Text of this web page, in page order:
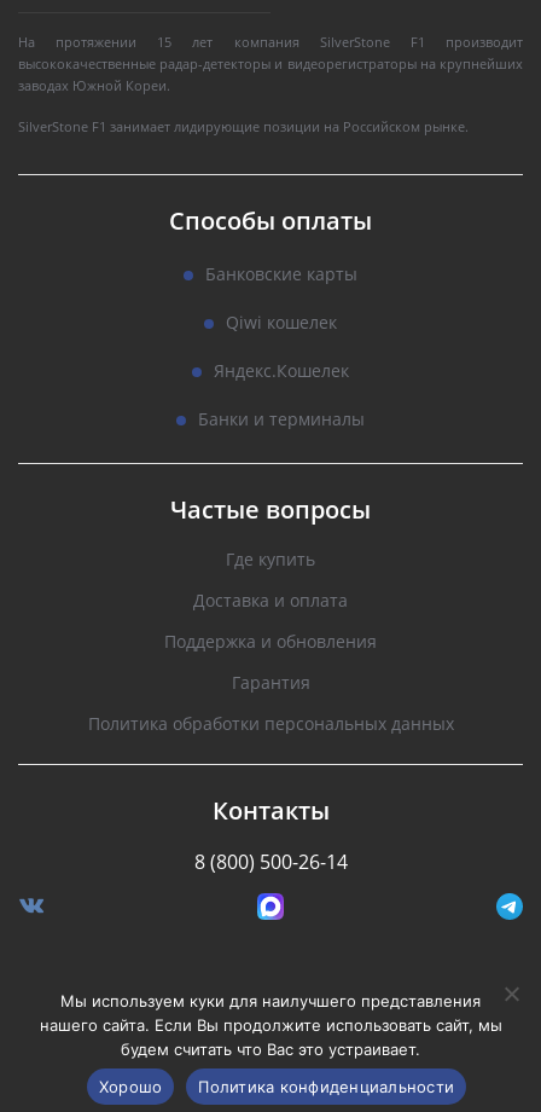
На протяжении 15 лет компания SilverStone F1 производит
высококачественные радар-детекторы и видеорегистраторы на крупнейших
заводах Южной Кореи.
SilverStone F1 занимает лидирующие позиции на Российском рынке.
Способы оплаты
Банковские карты
Qiwi кошелек
Яндекс.Кошелек
Банки и терминалы
Частые вопросы
Где купить
Доставка и оплата
Поддержка и обновления
Гарантия
Политика обработки персональных данных
Контакты
8 (800) 500-26-14
Разработано Stormcorp
Copyright © 2008-2020, Silverstone F1. Все права
защищены.
Мы используем куки для наилучшего представления
нашего сайта. Если Вы продолжите использовать сайт, мы
будем считать что Вас это устраивает.
Хорошо
Политика конфиденциальности